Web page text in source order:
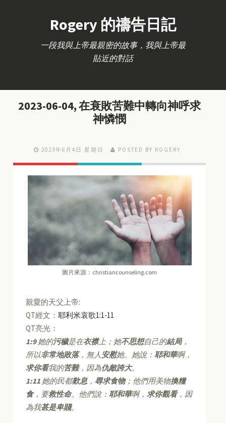
Rogery 的禱告日記
一段我與上帝最親密的故事，我與上帝最
貼近的對話
2023-06-04, 在衰敗苦難中轉向神呼求
神憐憫
2023年6月4日 星期日 POSTED BY ROGERY
圖片來源：christiancounseling.com
親愛的天父上帝:
QT經文：耶利米哀歌1:1-11
QT亮光：
1:9她的污穢是在衣襟上；她不思想自己的結局，
所以非常地敗落，無人 安慰她。她說：耶和華啊，
求你看我的苦難，因為仇敵誇大。
1:11 她的民都歎息，尋求食物；他們用美物換糧
食，要救性命。他們說：耶和華啊，求你觀看，因
為我甚是卑賤。